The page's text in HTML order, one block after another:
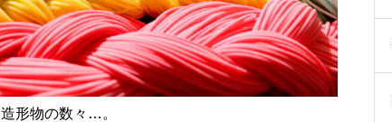
core HAIR SALON（コア）【し
形物の数々…。